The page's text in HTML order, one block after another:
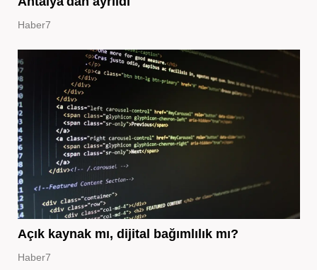
Haber7
Açık kaynak mı, dijital bağımlılık mı?
Haber7